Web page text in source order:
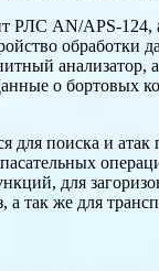
РЛС АN/АPS-124,
обработки
анализатор, а
о бортовых
для поиска и
для
а так же для